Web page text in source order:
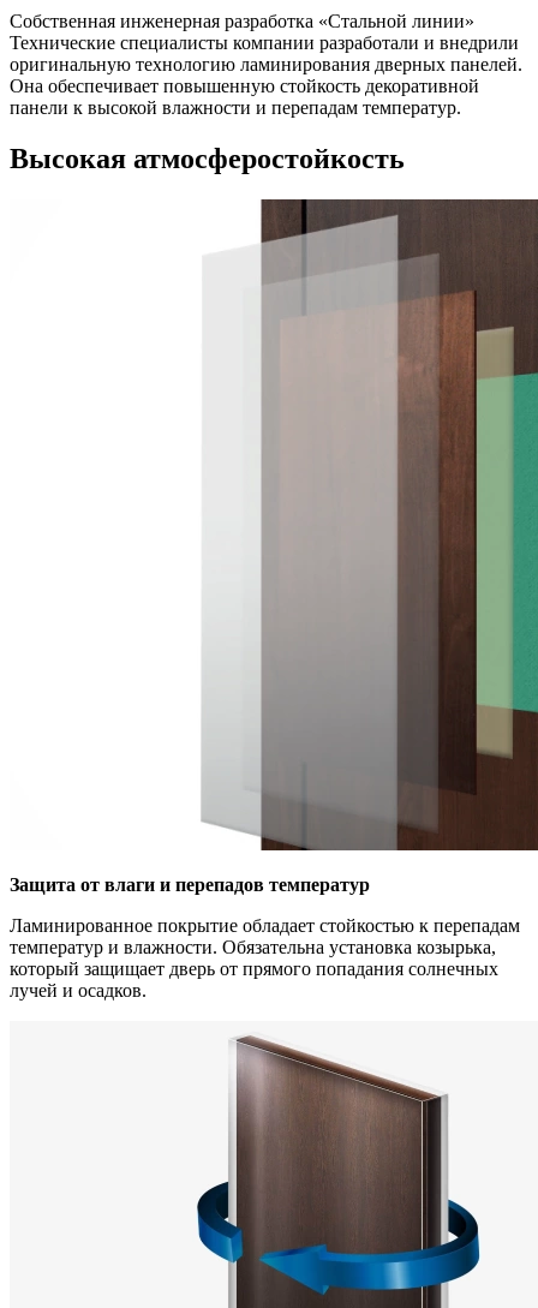
Собственная инженерная разработка «Стальной линии»
Технические специалисты компании разработали и внедрили
оригинальную технологию ламинирования дверных панелей.
Она обеспечивает повышенную стойкость декоративной
панели к высокой влажности и перепадам температур.
Высокая атмосферостойкость
Защита от влаги и перепадов температур
Ламинированное покрытие обладает стойкостью к перепадам
температур и влажности. Обязательна установка козырька,
который защищает дверь от прямого попадания солнечных
лучей и осадков.